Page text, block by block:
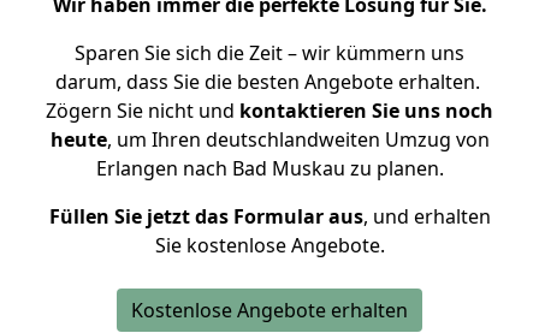
Sparen Sie sich die Zeit – wir kümmern uns
darum, dass Sie die besten Angebote erhalten.
Zögern Sie nicht und kontaktieren Sie uns noch
heute, um Ihren deutschlandweiten Umzug von
Erlangen nach Bad Muskau zu planen.
Füllen Sie jetzt das Formular aus, und erhalten
Sie kostenlose Angebote.
Kostenlose Angebote erhalten